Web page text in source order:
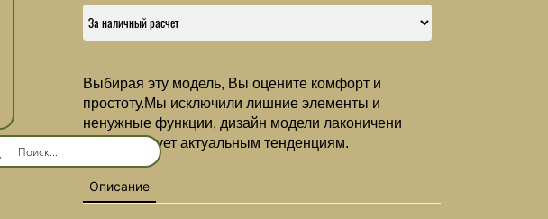
Выбирая эту модель, Вы оцените комфорт и
простоту.Мы исключили лишние элементы и
ненужные функции, дизайн модели лаконичени
соответствует актуальным тенденциям.
Описание